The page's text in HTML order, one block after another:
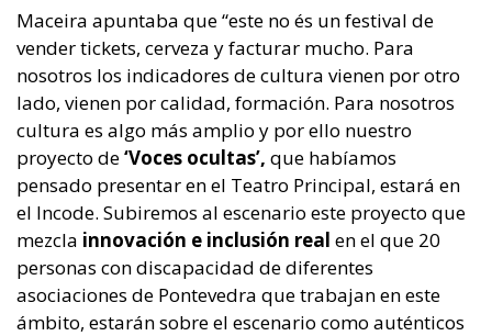
Maceira apuntaba que “este no és un festival de
vender tickets, cerveza y facturar mucho. Para
nosotros los indicadores de cultura vienen por otro
lado, vienen por calidad, formación. Para nosotros
cultura es algo más amplio y por ello nuestro
proyecto de‘Voces ocultas’, que habíamos
pensado presentar en el Teatro Principal, estará en
el Incode. Subiremos al escenario este proyecto que
mezcla innovación e inclusión real en el que 20
personas con discapacidad de diferentes
asociaciones de Pontevedra que trabajan en este
ámbito, estarán sobre el escenario como auténticos